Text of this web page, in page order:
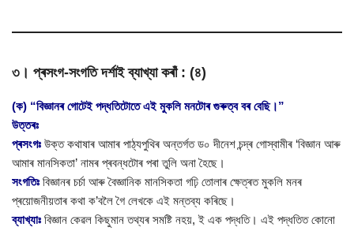
৩। প্ৰসংগ-সংগতি দৰ্শাই ব্যাখ্যা কৰাঁ : (৪)
(ক) “বিজ্ঞানৰ গোটেই পদ্ধতিটোতে এই মুকলি মনটোৰ গুৰুত্ব বৰ বেছি।”
উত্তৰঃ
প্ৰসংগঃ উক্ত কথাষাৰ আমাৰ পাঠ্যপুথিৰ অন্তৰ্গত ড০ দীনেশ চন্দ্ৰ গোস্বামীৰ ‘বিজ্ঞান আৰু
আমাৰ মানসিকতা’ নামৰ প্ৰবন্ধটোৰ পৰা তুলি অনা হৈছে।
সংগতিঃ বিজ্ঞানৰ চৰ্চা আৰু বৈজ্ঞানিক মানসিকতা গঢ়ি তোলাৰ ক্ষেত্ৰত মুকলি মনৰ
প্ৰয়োজনীয়তাৰ কথা ক’বলৈ গৈ লেখকে এই মন্তব্য কৰিছে।
ব্যাখ্যাঃ বিজ্ঞান কেৱল কিছুমান তথ্যৰ সমষ্টি নহয়, ই এক পদ্ধতি। এই পদ্ধতিত কোনো